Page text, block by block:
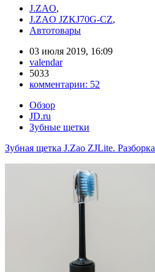
J.ZAO,
J.ZAO JZKJ70G-CZ,
Автотовары
03 июля 2019, 16:09
valendar
5033
комментарии: 52
Обзор
JD.ru
Зубные щетки
Зубная щетка J.Zao ZJLite. Разборка